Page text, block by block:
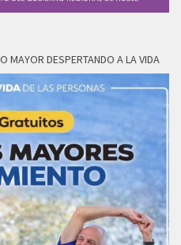
MAYOR DESPERTANDO A LA VIDA